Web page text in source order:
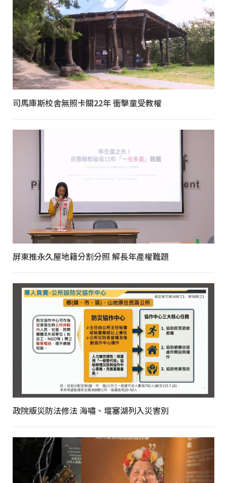
司馬庫斯校舍無照卡關22年 衝擊童受教權
屏東推永久屋地籍分割分照 解長年產權難題
政院版災防法修法 海嘯、堰塞湖列入災害別